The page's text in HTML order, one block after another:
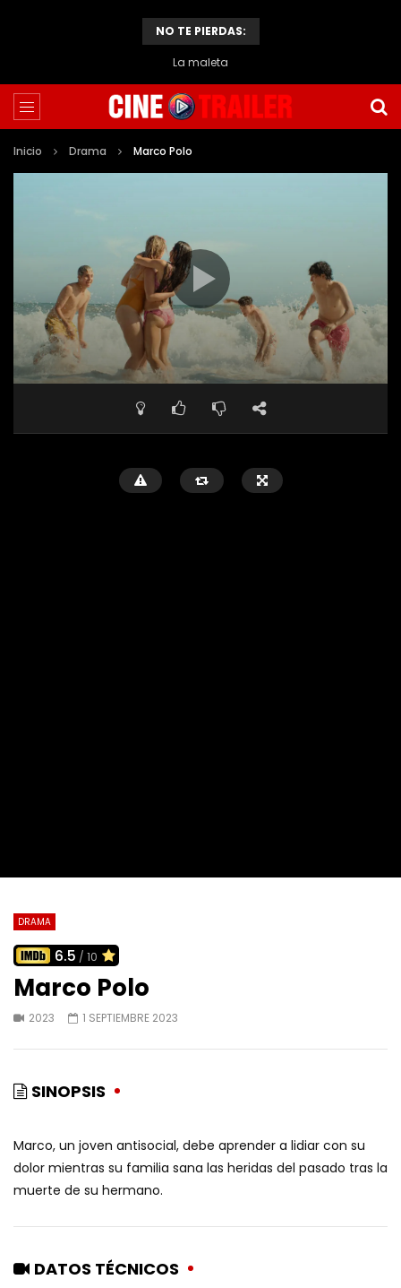
NO TE PIERDAS:
La maleta
Inicio Drama Marco Polo
DRAMA
6.5 / 10
Marco Polo
2023 1 SEPTIEMBRE 2023
SINOPSIS
Marco, un joven antisocial, debe aprender a lidiar con su
dolor mientras su familia sana las heridas del pasado tras la
muerte de su hermano.
DATOS TÉCNICOS